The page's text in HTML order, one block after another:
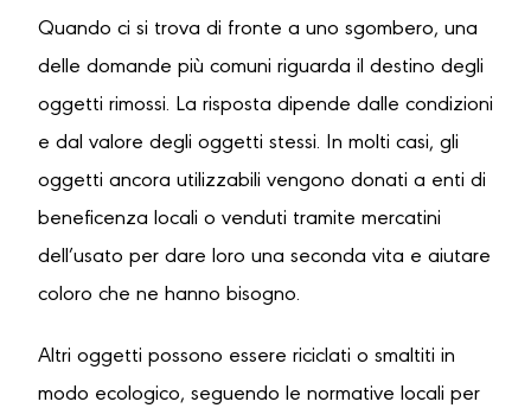
Quando ci si trova di fronte a uno sgombero, una
delle domande più comuni riguarda il destino degli
oggetti rimossi. La risposta dipende dalle condizioni
e dal valore degli oggetti stessi. In molti casi, gli
oggetti ancora utilizzabili vengono donati a enti di
beneficenza locali o venduti tramite mercatini
dell’usato per dare loro una seconda vita e aiutare
coloro che ne hanno bisogno.
Altri oggetti possono essere riciclati o smaltiti in
modo ecologico, seguendo le normative locali per